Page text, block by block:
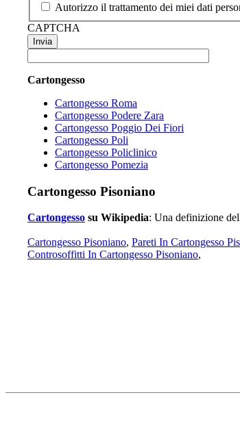
Autorizzo il trattamento dei miei dati
CAPTCHA
Cartongesso
Cartongesso Roma
Cartongesso Podere Zara
Cartongesso Poggio Dei Fiori
Cartongesso Poli
Cartongesso Policlinico
Cartongesso Pomezia
Cartongesso Pisoniano
Cartongesso su Wikipedia: Una definizione
Cartongesso Pisoniano, Pareti In Cartongesso
Controsoffitti In Cartongesso Pisoniano,